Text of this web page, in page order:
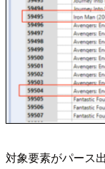
対象要素がパース